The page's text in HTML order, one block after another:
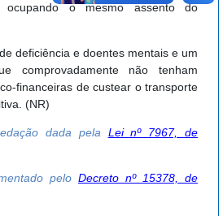
ocupando o mesmo assento do
deficiência e doentes mentais e um
comprovadamente não tenham
financeiras de custear o transporte
(NR)
dada pela Lei nº 7967, de
pelo Decreto nº 15378, de